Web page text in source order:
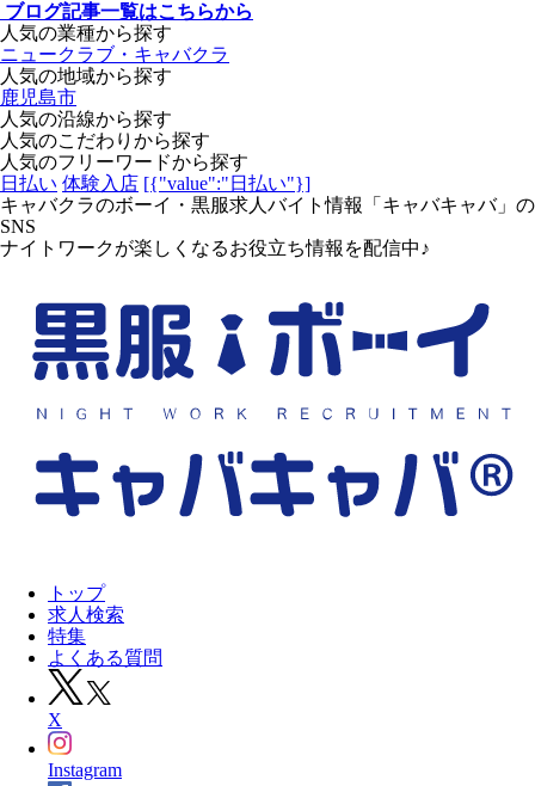
ブログ記事一覧はこちらから
人気の業種から探す
ニュークラブ・キャバクラ
人気の地域から探す
鹿児島市
人気の沿線から探す
人気のこだわりから探す
人気のフリーワードから探す
日払い 体験入店 [{"value":"日払い"}]
キャバクラのボーイ・黒服求人バイト情報「キャバキャバ」の
SNS
ナイトワークが楽しくなるお役立ち情報を配信中♪
トップ
求人検索
特集
よくある質問
X
Instagram